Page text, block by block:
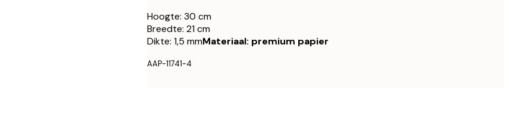
Hoogte: 30 cm
Breedte: 21 cm
Dikte: 1,5 mmMateriaal: premium papier
AAP-11741-4